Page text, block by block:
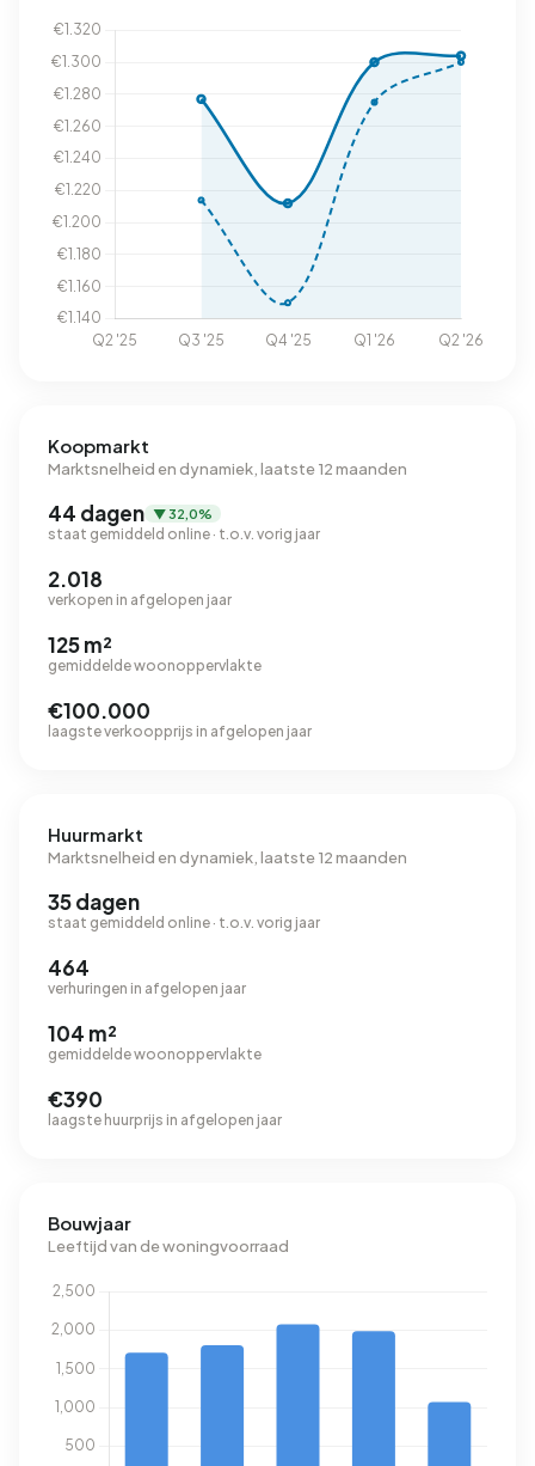
Koopmarkt
Marktsnelheid en dynamiek, laatste 12 maanden
44 dagen ▼ 32,0%
staat gemiddeld online · t.o.v. vorig jaar
2.018
verkopen in afgelopen jaar
125 m²
gemiddelde woonoppervlakte
€100.000
laagste verkoopprijs in afgelopen jaar
Huurmarkt
Marktsnelheid en dynamiek, laatste 12 maanden
35 dagen
staat gemiddeld online · t.o.v. vorig jaar
464
verhuringen in afgelopen jaar
104 m²
gemiddelde woonoppervlakte
€390
laagste huurprijs in afgelopen jaar
Bouwjaar
Leeftijd van de woningvoorraad